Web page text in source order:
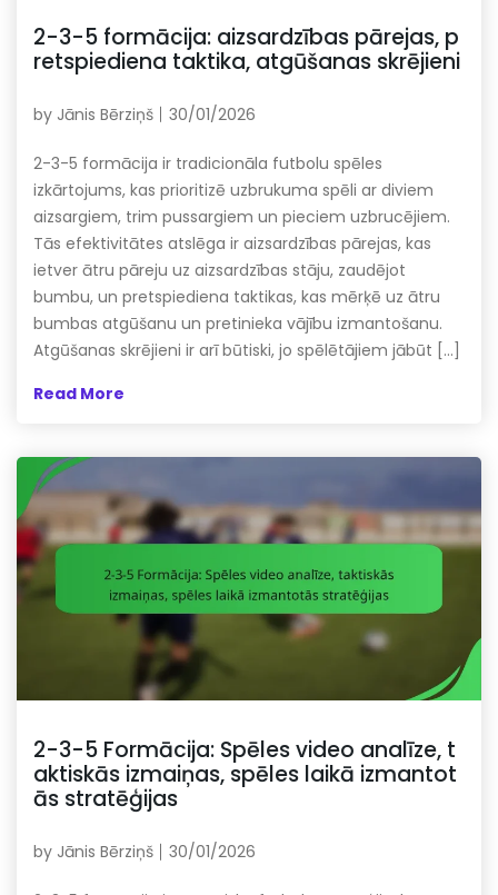
2-3-5 formācija: aizsardzības pārejas, p
retspiediena taktika, atgūšanas skrējieni
by Jānis Bērziņš 30/01/2026
2-3-5 formācija ir tradicionāla futbolu spēles
izkārtojums, kas prioritizē uzbrukuma spēli ar diviem
aizsargiem, trim pussargiem un pieciem uzbrucējiem.
Tās efektivitātes atslēga ir aizsardzības pārejas, kas
ietver ātru pāreju uz aizsardzības stāju, zaudējot
bumbu, un pretspiediena taktikas, kas mērķē uz ātru
bumbas atgūšanu un pretinieka vājību izmantošanu.
Atgūšanas skrējieni ir arī būtiski, jo spēlētājiem jābūt […]
Read More
2-3-5 Formācija: Spēles video analīze, t
aktiskās izmaiņas, spēles laikā izmantot
ās stratēģijas
by Jānis Bērziņš 30/01/2026